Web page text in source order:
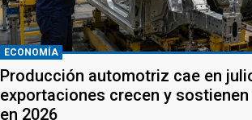
ECONOMÍA
Producción automotriz cae en
exportaciones crecen y
en 2026